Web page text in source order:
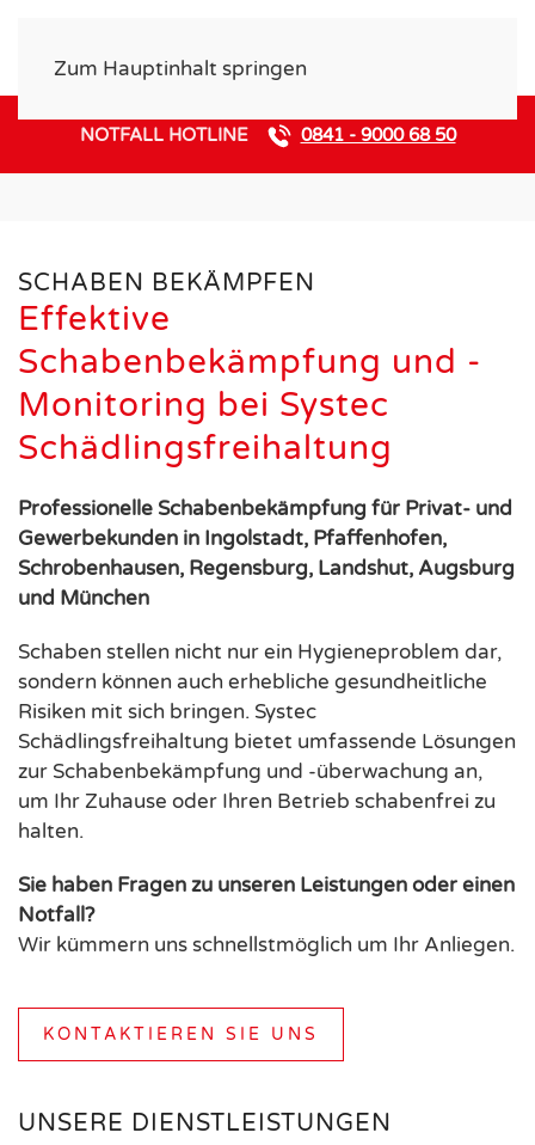
Zum Hauptinhalt springen
NOTFALL HOTLINE 0841 - 9000 68 50
SCHABEN BEKÄMPFEN
Effektive
Schabenbekämpfung und -
Monitoring bei Systec
Schädlingsfreihaltung
Professionelle Schabenbekämpfung für Privat- und
Gewerbekunden in Ingolstadt, Pfaffenhofen,
Schrobenhausen, Regensburg, Landshut, Augsburg
und München
Schaben stellen nicht nur ein Hygieneproblem dar,
sondern können auch erhebliche gesundheitliche
Risiken mit sich bringen. Systec
Schädlingsfreihaltung bietet umfassende Lösungen
zur Schabenbekämpfung und -überwachung an,
um Ihr Zuhause oder Ihren Betrieb schabenfrei zu
halten.
Sie haben Fragen zu unseren Leistungen oder einen
Notfall?
Wir kümmern uns schnellstmöglich um Ihr Anliegen.
KONTAKTIEREN SIE UNS
UNSERE DIENSTLEISTUNGEN